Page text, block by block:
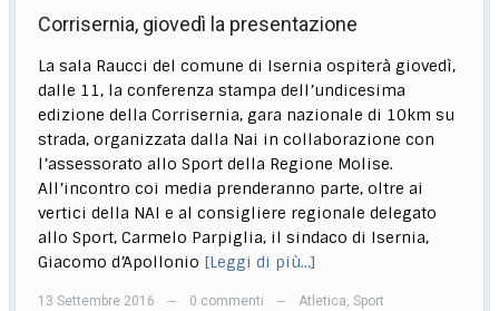
Corrisernia, giovedì la presentazione
La sala Raucci del comune di Isernia ospiterà giovedì,
dalle 11, la conferenza stampa dell’undicesima
edizione della Corrisernia, gara nazionale di 10km su
strada, organizzata dalla Nai in collaborazione con
l’assessorato allo Sport della Regione Molise.
All’incontro coi media prenderanno parte, oltre ai
vertici della NAI e al consigliere regionale delegato
allo Sport, Carmelo Parpiglia, il sindaco di Isernia,
Giacomo d’Apollonio [Leggi di più…]
13 Settembre 2016 — 0 commenti — Atletica,Sport